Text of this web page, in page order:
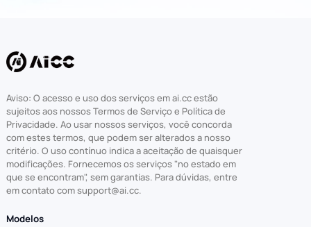
Aviso: O acesso e uso dos serviços em ai.cc estão
sujeitos aos nossos Termos de Serviço e Política de
Privacidade. Ao usar nossos serviços, você concorda
com estes termos, que podem ser alterados a nosso
critério. O uso contínuo indica a aceitação de quaisquer
modificações. Fornecemos os serviços "no estado em
que se encontram", sem garantias. Para dúvidas, entre
em contato com support@ai.cc.
Modelos